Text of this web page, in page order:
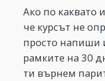
Ако по каквато
че курсът не
просто напиши
рамките на 30
ти върнем